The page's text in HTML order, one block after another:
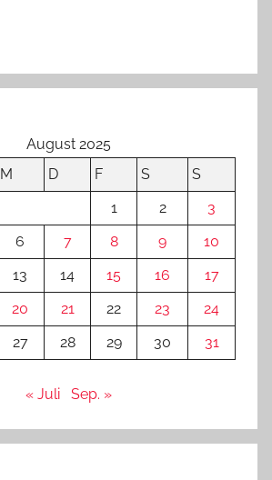
August 2025
M D F S
S
1
2
3
6 7 8 9
10
13 14 15 16
17
20 21 22 23
24
27 28 29 30 31
« Juli Sep. »